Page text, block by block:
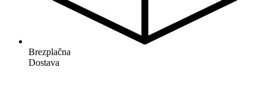
Brezplačna
Dostava